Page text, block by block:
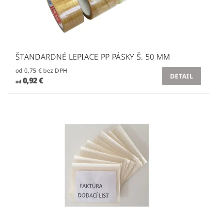
ŠTANDARDNÉ LEPIACE PP PÁSKY Š. 50 MM
od 0,75 € bez DPH
od0,92 € DETAIL